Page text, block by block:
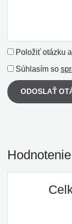
Položiť otázku
Súhlasím so
ODOSLAŤ